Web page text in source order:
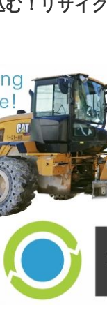
む！リサ